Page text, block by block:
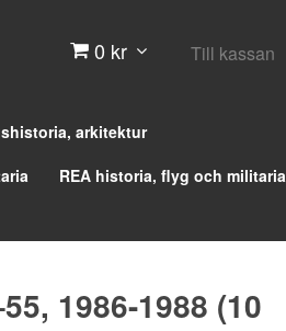
0 kr Till kassan
arkitektur
REA historia, flyg och militaria
1986-1988 (10